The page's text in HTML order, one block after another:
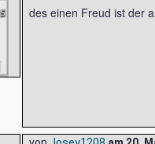
des einen Freud ist der